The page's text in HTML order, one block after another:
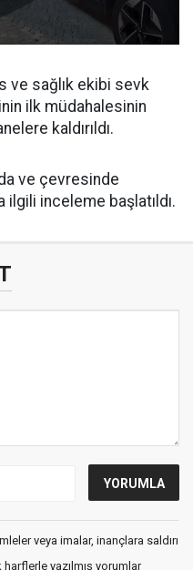
ve sağlık ekibi sevk
ilk müdahalesinin
kaldırıldı.
ve çevresinde
ilgili inceleme başlatıldı.
veya imalar, inançlara saldırı
yazılmış yorumlar